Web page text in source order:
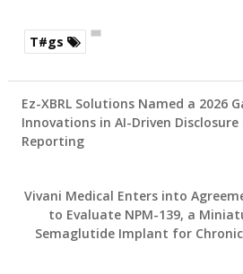
T#gs
Ez-XBRL Solutions Named a 2026
Innovations in AI-Driven
Reporting
Vivani Medical Enters into
to Evaluate NPM-139, a
Semaglutide Implant for